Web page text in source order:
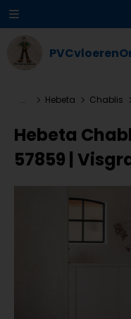
... Hebeta Chablis
Hebeta
57859 |